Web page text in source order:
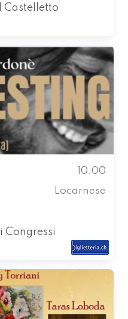
Castelletto
10.00
Locarnese
Congressi